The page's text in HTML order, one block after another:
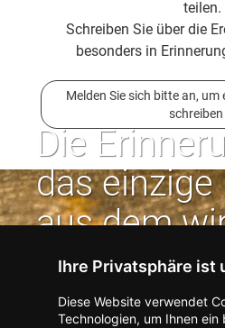
Ihre Privatsphäre ist
Diese Website verwendet
Technologien, um Ihnen
teilen.
Schreiben Sie über die
besonders in
Melden Sie sich bitte an, um
schreiben
Die
das einzige
aus dem
vertrieben
können. |